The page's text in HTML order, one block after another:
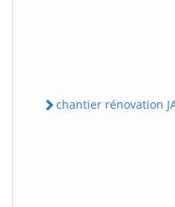
chantier rénovation